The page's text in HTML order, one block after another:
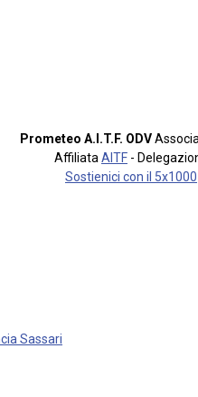
Prometeo A.I.T.F. ODV
Affiliata AITF -
Sostienici con il 5x1000
Sassari